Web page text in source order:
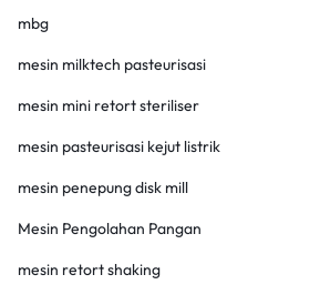
mbg
mesin milktech pasteurisasi
mesin mini retort steriliser
mesin pasteurisasi kejut listrik
mesin penepung disk mill
Mesin Pengolahan Pangan
mesin retort shaking